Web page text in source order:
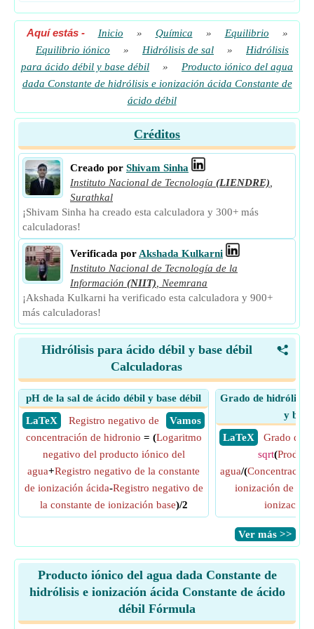
Aquí estás- Inicio » Química » Equilibrio
»
Equilibrio iónico
» Hidrólisis de sal »
Hidrólisis
para ácido débil y base débil
»
Producto iónico del agua
dada Constante de hidrólisis e ionización ácida Constante de
ácido débil
Créditos
Creado por Shivam Sinha
Instituto Nacional de Tecnología (LIENDRE)
Surathkal
¡Shivam Sinha ha creado esta calculadora y 300+ más
calculadoras!
Verificada por Akshada Kulkarni
Instituto Nacional de Tecnología de la
Información (NIIT)
Neemrana
¡Akshada Kulkarni ha verificado esta calculadora y 900+
más calculadoras!
<
Hidrólisis para ácido débil y base débil
Calculadoras
pH de la sal de ácido débil y base débil
​ LaTeX
​ Vamos
Registro negativo de
concentración de hidronio = (Logaritmo
negativo del producto iónico del
agua+Registro negativo de la constante
de ionización ácida-Registro negativo de
la constante de ionización base)/2
Grado de hidrólisis
y
​ LaTeX
Grado de
sqrt(
agua/(Concentración
ionización de
ionización
​Ver más >>
Producto iónico del agua dada Constante de
hidrólisis e ionización ácida Constante de ácido
débil Fórmula